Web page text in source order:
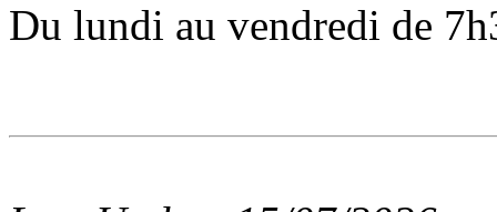
Du lundi au vendredi de